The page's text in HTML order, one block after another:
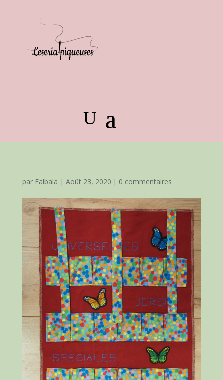
par Falbala | Août 23, 2020 | 0 commentaires